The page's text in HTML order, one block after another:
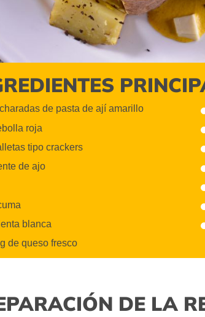
de pasta de ají amarillo
roja
tipo crackers
de ajo
blanca
de queso fresco
DE LA